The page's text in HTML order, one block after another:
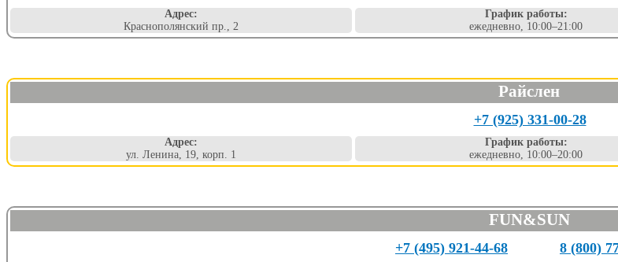
Адрес:
Краснополянский пр., 2
График работы:
ежедневно, 10:00–21:00
Райслен
+7 (925) 331-00-28
Адрес:
ул. Ленина, 19, корп. 1
График работы:
ежедневно, 10:00–20:00
FUN&SUN
+7 (495) 921-44-68 8 (800)